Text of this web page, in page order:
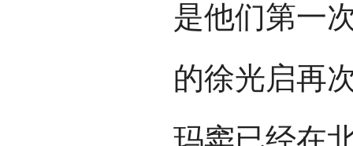
是他们第一
的徐光启再